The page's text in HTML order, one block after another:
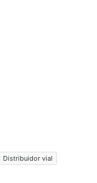
Distribuidor vial